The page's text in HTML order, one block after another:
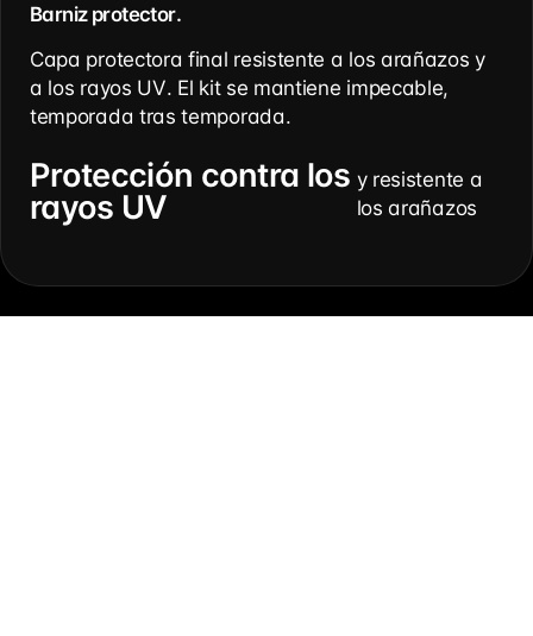
Barniz protector.
Capa protectora final resistente a los arañazos y
a los rayos UV. El kit se mantiene impecable,
temporada tras temporada.
Protección contra los
rayos UV
y resistente a
los arañazos